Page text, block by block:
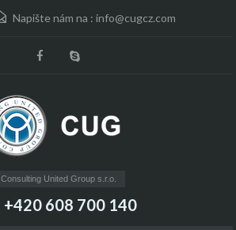
Napište nám na : info@cugcz.com
Consulting United Group s.r.o.
+420 608 700 140